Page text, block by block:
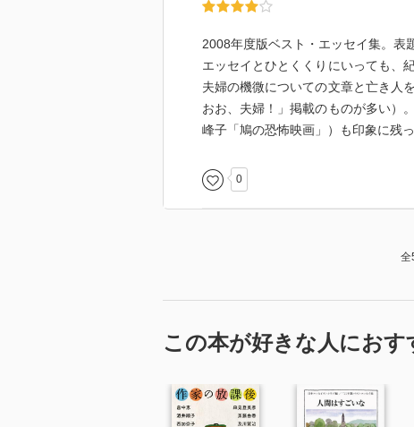
2008年度版ベスト・エッセイ集。表
エッセイとひとくくりにいっても、
夫婦の機微についての文章と亡き人
おお、夫婦！」掲載のものが多い）
峰子「鳩の恐怖映画」）も印象に残っ
0
全
この本が好きな人におす